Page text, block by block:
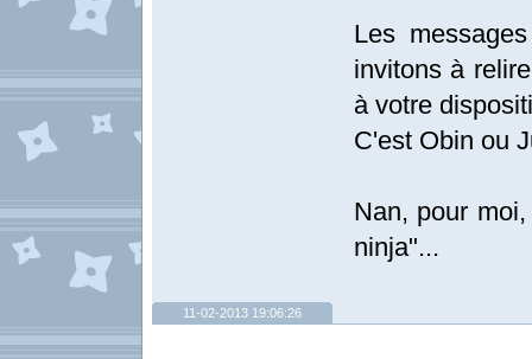
Les
invitons à
à votre
C'est Obin ou
Nan, pour
ninja"...
11-02-2013 19:06:26